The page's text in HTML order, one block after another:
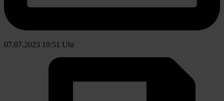
07.07.2023 10:51 Uhr